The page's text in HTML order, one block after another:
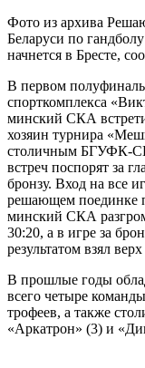
Фото из архива
Беларуси по
начнется в Бресте,
В первом
спорткомплекса
минский СКА
хозяин турнира
столичным БГУФК-
встреч поспорят за
бронзу. Вход на все
решающем поединке
минский СКА
30:20, а в игре за
результатом взял
В прошлые годы
всего четыре
трофеев, а также
«Аркатрон» (3) и